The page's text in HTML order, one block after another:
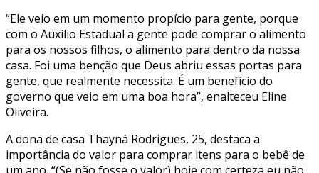
“Ele veio em um momento propício para gente, porque
com o Auxílio Estadual a gente pode comprar o alimento
para os nossos filhos, o alimento para dentro da nossa
casa. Foi uma benção que Deus abriu essas portas para
gente, que realmente necessita. É um benefício do
governo que veio em uma boa hora”, enalteceu Eline
Oliveira.
A dona de casa Thayná Rodrigues, 25, destaca a
importância do valor para comprar itens para o bebê de